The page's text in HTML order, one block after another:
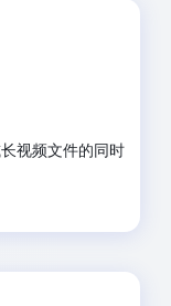
视频文件的同时